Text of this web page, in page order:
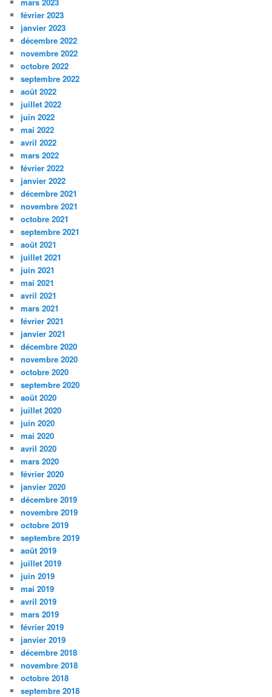
février 2023
janvier 2023
décembre 2022
novembre 2022
octobre 2022
septembre 2022
août 2022
juillet 2022
juin 2022
mai 2022
avril 2022
mars 2022
février 2022
janvier 2022
décembre 2021
novembre 2021
octobre 2021
septembre 2021
août 2021
juillet 2021
juin 2021
mai 2021
avril 2021
mars 2021
février 2021
janvier 2021
décembre 2020
novembre 2020
octobre 2020
septembre 2020
août 2020
juillet 2020
juin 2020
mai 2020
avril 2020
mars 2020
février 2020
janvier 2020
décembre 2019
novembre 2019
octobre 2019
septembre 2019
août 2019
juillet 2019
juin 2019
mai 2019
avril 2019
mars 2019
février 2019
janvier 2019
décembre 2018
novembre 2018
octobre 2018
septembre 2018